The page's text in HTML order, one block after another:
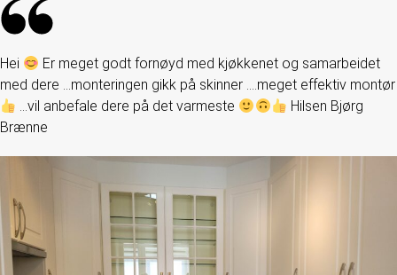
Hei
Er meget godt fornøyd med kjøkkenet og samarbeidet
med dere …monteringen gikk på skinner ….meget effektiv montør
…vil anbefale dere på det varmeste
Hilsen Bjørg
Brænne